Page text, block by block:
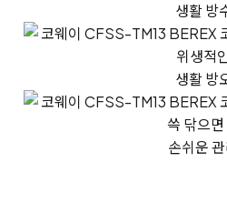
생활 방
위생적
생활 방
쓱 닦으면
손쉬운